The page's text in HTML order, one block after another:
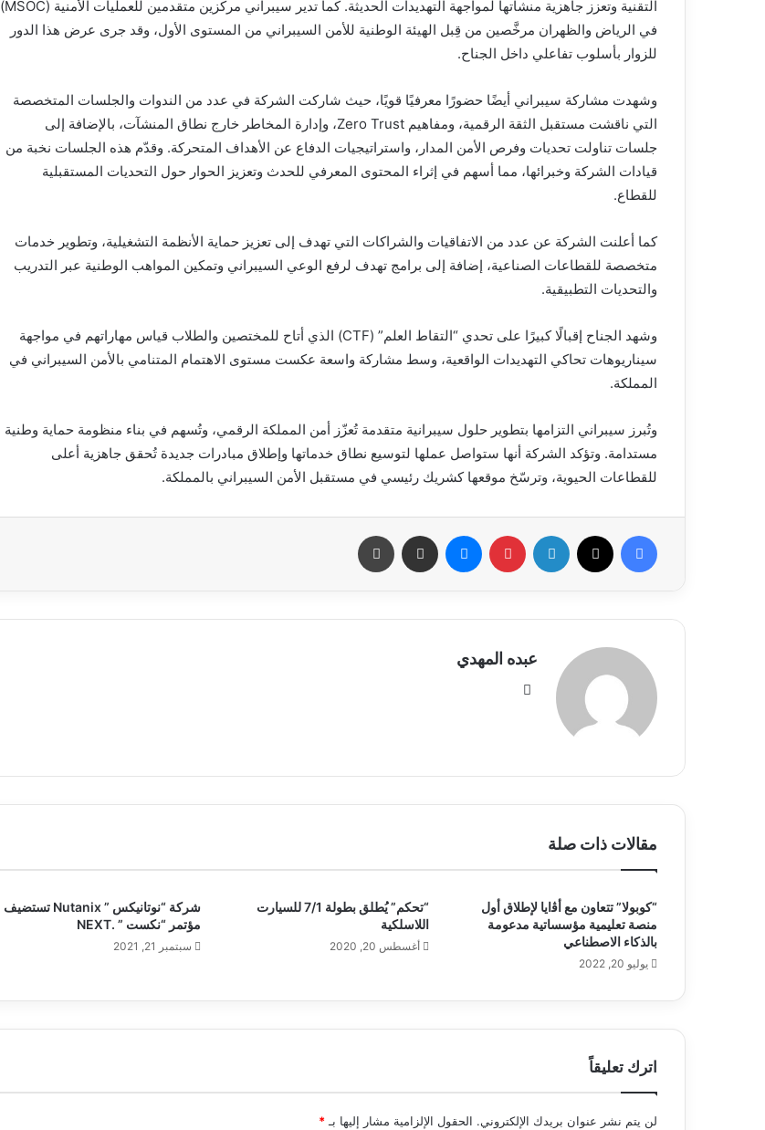
التقنية وتعزز جاهزية منشآتها لمواجهة التهديدات الحديثة. كما تدير سيبراني مركزين متقدمين للعمليات الأمنية (MSOC)
في الرياض والظهران مرخَّصين من قِبل الهيئة الوطنية للأمن السيبراني من المستوى الأول، وقد جرى عرض هذا الدور
للزوار بأسلوب تفاعلي داخل الجناح.
وشهدت مشاركة سيبراني أيضًا حضورًا معرفيًا قويًا، حيث شاركت الشركة في عدد من الندوات والجلسات المتخصصة
التي ناقشت مستقبل الثقة الرقمية، ومفاهيم Zero Trust، وإدارة المخاطر خارج نطاق المنشآت، بالإضافة إلى
جلسات تناولت تحديات وفرص الأمن المدار، واستراتيجيات الدفاع عن الأهداف المتحركة. وقدّم هذه الجلسات نخبة من
قيادات الشركة وخبرائها، مما أسهم في إثراء المحتوى المعرفي للحدث وتعزيز الحوار حول التحديات المستقبلية
للقطاع.
كما أعلنت الشركة عن عدد من الاتفاقيات والشراكات التي تهدف إلى تعزيز حماية الأنظمة التشغيلية، وتطوير خدمات
متخصصة للقطاعات الصناعية، إضافة إلى برامج تهدف لرفع الوعي السيبراني وتمكين المواهب الوطنية عبر التدريب
والتحديات التطبيقية.
وشهد الجناح إقبالًا كبيرًا على تحدي “التقاط العلم” (CTF) الذي أتاح للمختصين والطلاب قياس مهاراتهم في مواجهة
سيناريوهات تحاكي التهديدات الواقعية، وسط مشاركة واسعة عكست مستوى الاهتمام المتنامي بالأمن السيبراني في
المملكة.
وتُبرز سيبراني التزامها بتطوير حلول سيبرانية متقدمة تُعزّز أمن المملكة الرقمي، وتُسهم في بناء منظومة حماية وطنية
مستدامة. وتؤكد الشركة أنها ستواصل عملها لتوسيع نطاق خدماتها وإطلاق مبادرات جديدة تُحقق جاهزية أعلى
للقطاعات الحيوية، وترسّخ موقعها كشريك رئيسي في مستقبل الأمن السيبراني بالمملكة.
عبده المهدي
مقالات ذات صلة
“كوبولا” تتعاون مع أﭬايا لإطلاق أول
منصة تعليمية مؤسساتية مدعومة
بالذكاء الاصطناعي
يوليو 20, 2022
“تحكم” يُطلق بطولة 7/1 للسيارت
اللاسلكية
أغسطس 20, 2020
شركة “نوتانيكس ” Nutanix تستضيف
مؤتمر “نكست ” .NEXT
سبتمبر 21, 2021
اترك تعليقاً
لن يتم نشر عنوان بريدك الإلكتروني. الحقول الإلزامية مشار إليها بـ *